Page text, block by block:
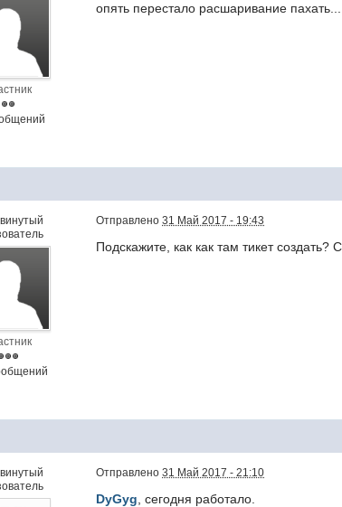
опять перестало расшаривание пахать...
Отправлено31 Май 2017 - 19:43
Подскажите, как как там тикет создать?
Отправлено31 Май 2017 - 21:10
DyGyg , сегодня работало.